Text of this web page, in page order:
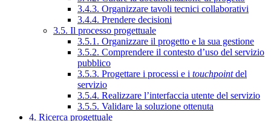
3.4.3. Organizzare tavoli tecnici collaborativi
3.4.4. Prendere decisioni
3.5. Il processo progettuale
3.5.1. Organizzare il progetto e la sua gestione
3.5.2. Comprendere il contesto d’uso del servizio
pubblico
3.5.3. Progettare i processi e i touchpointdel
servizio
3.5.4. Realizzare l’interfaccia utente del servizio
3.5.5. Validare la soluzione ottenuta
4. Ricerca progettuale